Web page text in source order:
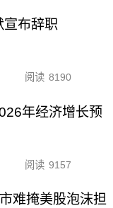
宣布辞职
阅读 8190
年经济增长预
阅读 9157
难掩美股泡沫担